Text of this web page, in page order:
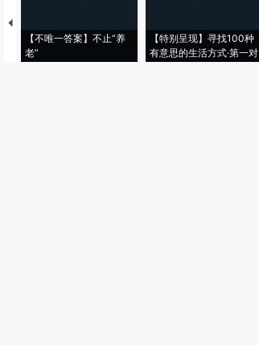
【不唯一答案】不止“养
老”
【特别呈现】寻找100种
有意思的生活方式·第一对